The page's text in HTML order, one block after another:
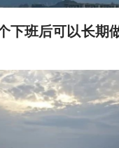
下班后可以长期